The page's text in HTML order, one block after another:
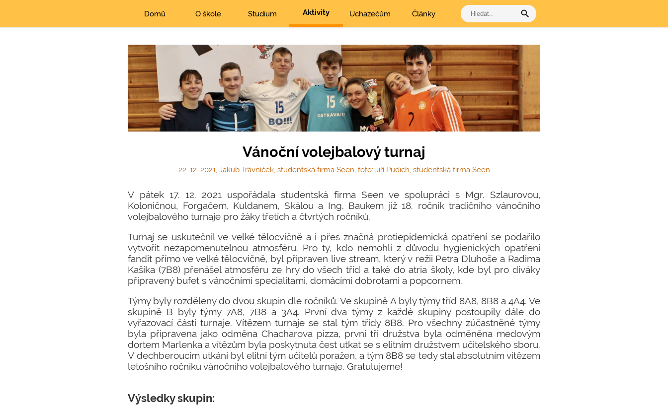
Domů O škole Studium Aktivity Uchazečům Články search
Vánoční volejbalový turnaj
22. 12. 2021, Jakub Trávníček, studentská firma Seen, foto: Jiří Pudich, studentská firma Seen
V pátek 17. 12. 2021 uspořádala studentská firma Seen ve spolupráci s Mgr. Szlaurovou,
Koloničnou, Forgačem, Kuldanem, Skálou a Ing. Baukem již 18. ročník tradičního vánočního
volejbalového turnaje pro žáky třetích a čtvrtých ročníků.
Turnaj se uskutečnil ve velké tělocvičně a i přes značná protiepidemická opatření se podařilo
vytvořit nezapomenutelnou atmosféru. Pro ty, kdo nemohli z důvodu hygienických opatření
fandit přímo ve velké tělocvičně, byl připraven live stream, který v režii Petra Dluhoše a Radima
Kašíka (7B8) přenášel atmosféru ze hry do všech tříd a také do atria školy, kde byl pro diváky
připravený bufet s vánočními specialitami, domácími dobrotami a popcornem.
Týmy byly rozděleny do dvou skupin dle ročníků. Ve skupině A byly týmy tříd 8A8, 8B8 a 4A4. Ve
skupině B byly týmy 7A8, 7B8 a 3A4. První dva týmy z každé skupiny postoupily dále do
vyřazovací části turnaje. Vítězem turnaje se stal tým třídy 8B8. Pro všechny zúčastněné týmy
byla připravena jako odměna Chacharova pizza, první tři družstva byla odměněna medovým
dortem Marlenka a vítězům byla poskytnuta čest utkat se s elitním družstvem učitelského sboru.
V dechberoucím utkání byl elitní tým učitelů poražen, a tým 8B8 se tedy stal absolutním vítězem
letošního ročníku vánočního volejbalového turnaje. Gratulujeme!
Výsledky skupin: